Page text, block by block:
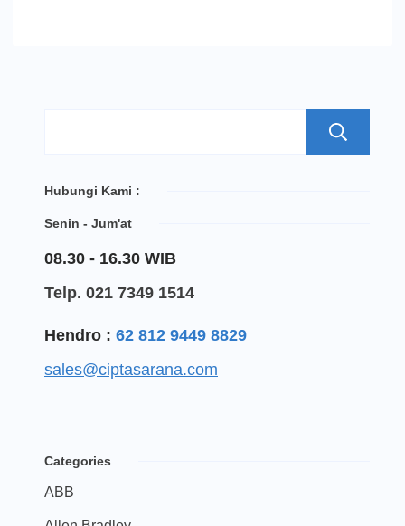
Hubungi Kami :
Senin - Jum'at
08.30 - 16.30 WIB
Telp. 021 7349 1514
Hendro : 62 812 9449 8829
sales@ciptasarana.com
Categories
ABB